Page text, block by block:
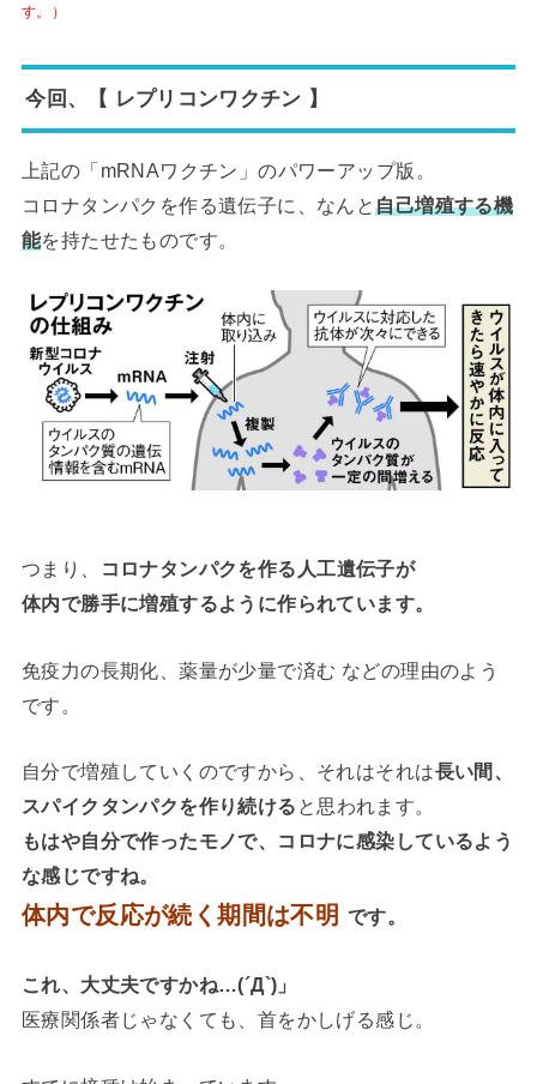
す。）
今回、【 レプリコンワクチン 】
上記の「mRNAワクチン」のパワーアップ版。
コロナタンパクを作る遺伝子に、なんと自己増殖する機
能を持たせたものです。
つまり、
コロナタンパクを作る人工遺伝子が
体内で勝手に増殖するように作られています。
免疫力の長期化、薬量が少量で済む などの理由のよう
です。
自分で増殖していくのですから、それはそれは長い間、
スパイクタンパクを作り続ける と思われます。
もはや自分で作ったモノで、コロナに感染しているよう
な感じですね。
体内で反応が続く期間は不明 です。
これ、大丈夫ですかね…(´Д`)」
医療関係者じゃなくても、首をかしげる感じ。